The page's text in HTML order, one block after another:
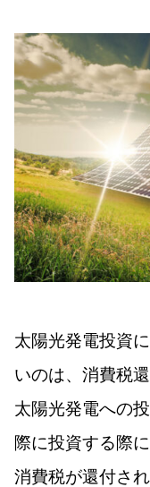
太陽光発電投資
いのは、消費税
太陽光発電への
際に投資する際
消費税が還付さ